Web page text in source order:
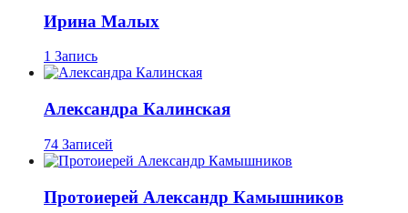
Ирина Малых
1 Запись
Александра Калинская
74 Записей
Протоиерей Александр Камышников